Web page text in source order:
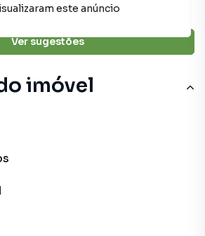
Ver sugestões
imóvel
este anúncio